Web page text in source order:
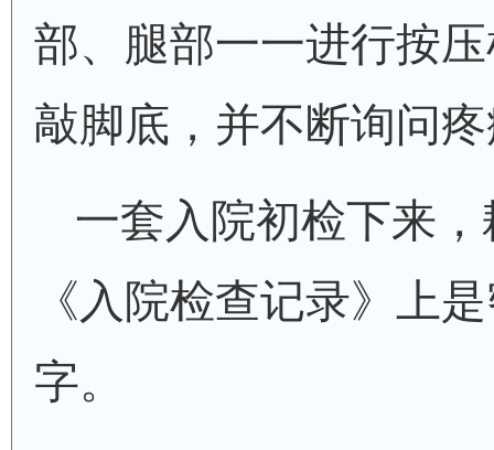
部、腿部一一进行按
敲脚底，并不断询问
一套入院初检下来，
《入院检查记录》上
字。